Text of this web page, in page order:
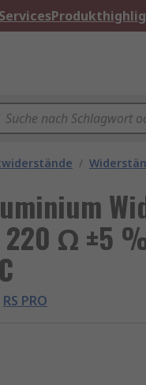
Services
/
220 Ω ±5
RS PRO